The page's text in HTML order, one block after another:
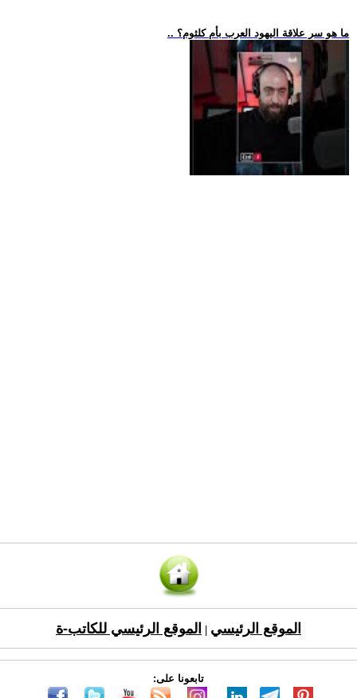
.. ما هو سر علاقة اليهود العرب بأم كلثوم؟
الموقع الرئيسي الموقع الرئيسي للكاتب-ة
تابعونا على: